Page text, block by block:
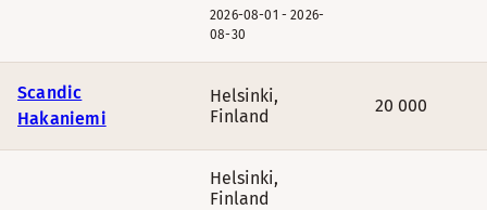
2026-08-01 -2026-
08-30
Scandic
Hakaniemi
Helsinki,
Finland
20 000
Helsinki,
Finland